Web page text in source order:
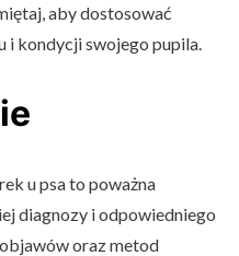
aby dostosować
i kondycji swojego pupila.
u psa to poważna
diagnozy i odpowiedniego
oraz metod